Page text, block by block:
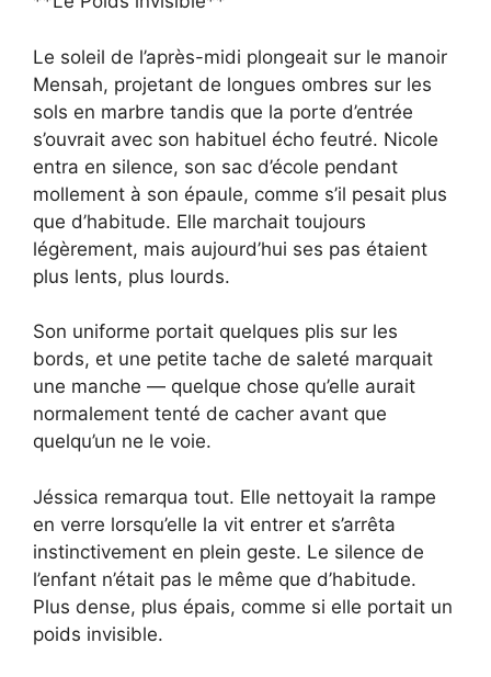
Le soleil de l’après-midi plongeait sur le manoir
Mensah, projetant de longues ombres sur les
sols en marbre tandis que la porte d’entrée
s’ouvrait avec son habituel écho feutré. Nicole
entra en silence, son sac d’école pendant
mollement à son épaule, comme s’il pesait plus
que d’habitude. Elle marchait toujours
légèrement, mais aujourd’hui ses pas étaient
plus lents, plus lourds.
Son uniforme portait quelques plis sur les
bords, et une petite tache de saleté marquait
une manche — quelque chose qu’elle aurait
normalement tenté de cacher avant que
quelqu’un ne le voie.
Jéssica remarqua tout. Elle nettoyait la rampe
en verre lorsqu’elle la vit entrer et s’arrêta
instinctivement en plein geste. Le silence de
l’enfant n’était pas le même que d’habitude.
Plus dense, plus épais, comme si elle portait un
poids invisible.